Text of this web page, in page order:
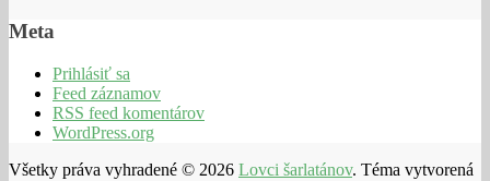
Meta
Prihlásiť sa
Feed záznamov
RSS feed komentárov
WordPress.org
Všetky práva vyhradené © 2026 Lovci šarlatánov. Téma vytvorená